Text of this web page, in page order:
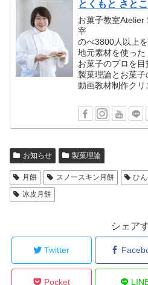
とくもと さとこ
お菓子教室Atelier
宰
のべ3800人以上
地元素材を使った
お菓子のプロを目
製菓理論とお菓
動画教材制作クリ
お知らせ 製菓理論
月餅 スノースキン月餅 ひ
冰皮月餅
シェア
Twitter
Pocket